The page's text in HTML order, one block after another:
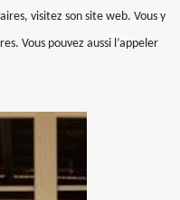
visitez son site web. Vous y
Vous pouvez aussi l’appeler